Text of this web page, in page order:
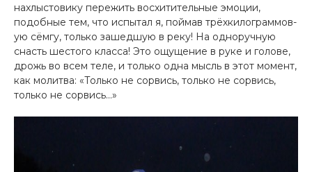
нахлыстовику пережить восхитительные эмоции,
подобные тем, что испытал я, поймав трёхкилограммов­
ую сёмгу, только зашедшую в реку! На одно­ручную
снасть шестого класса! Это ощущение ­в руке и голове,
дрожь во всем теле, и­ только одна мысль в этот момент,
как молитва: «Только­ не сорвись, только не сорвись,
только не сорвись...»